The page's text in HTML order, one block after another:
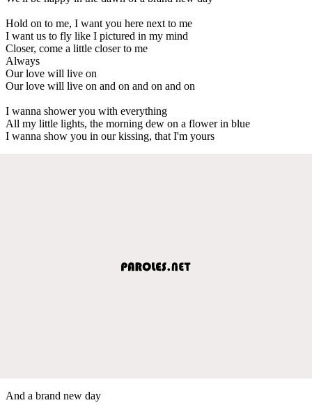
Hold on to me, I want you here next to me
I want us to fly like I pictured in my mind
Closer, come a little closer to me
Always
Our love will live on
Our love will live on and on and on and on
I wanna shower you with everything
All my little lights, the morning dew on a flower in blue
I wanna show you in our kissing, that I'm yours
And a brand new day